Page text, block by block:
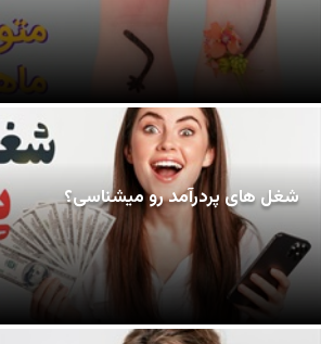
شغل های پردرآمد رو میشناسی؟